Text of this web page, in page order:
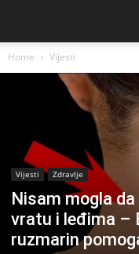
Home Vijesti
Vijesti Zdravlje
Nisam mogla
vratu i leđima –
ruzmarin